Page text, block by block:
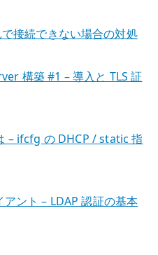
接続できない場合の対処
構築 #1 – 導入と TLS 証
– ifcfg の DHCP / static 指
ント – LDAP 認証の基本